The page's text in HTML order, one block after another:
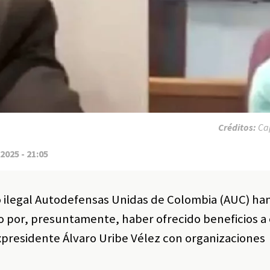
- 21:05
Créditos:
Autodefensas Unidas de Colombia (AUC)
por, presuntamente, haber ofrecido beneficios a
Álvaro Uribe Vélez con organizaciones